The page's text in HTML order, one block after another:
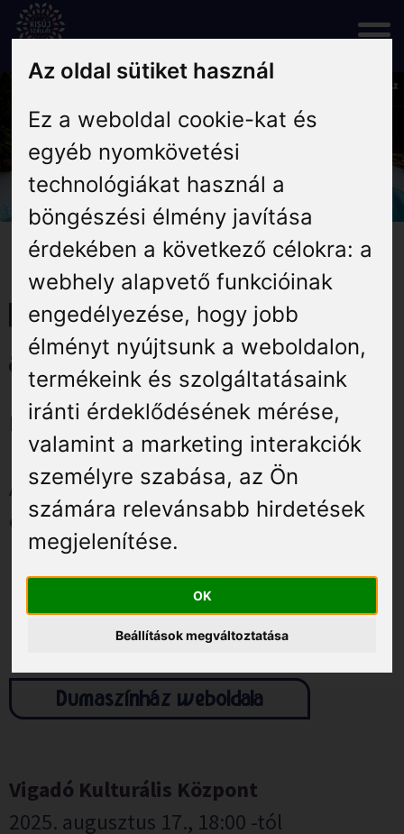
Az oldal sütiket használ
Ez a weboldal cookie-kat és
egyéb nyomkövetési
technológiákat használ a
böngészési élmény javítása
érdekében a következő célokra: a
webhely alapvető funkcióinak
engedélyezése, hogy jobb
élményt nyújtsunk a weboldalon,
termékeink és szolgáltatásaink
iránti érdeklődésének mérése,
valamint a marketing interakciók
személyre szabása, az Ön
számára relevánsabb hirdetések
megjelenítése.
OK
Beállítások megváltoztatása
Skip
to
content
Rólunk
Hírek
Programok
Szállás
Vendéglátás
Élmények
Gyógyuljon Kisújon
Galéria
Dumaszínház – 2025.
augusztus 17.
Mi bajunk lehet?
Ács Fruzsina és Szabó Balázs Máté közös
estje
Dumaszínház weboldala
Vigadó Kulturális Központ
2025. augusztus 17., 18:00 -tól